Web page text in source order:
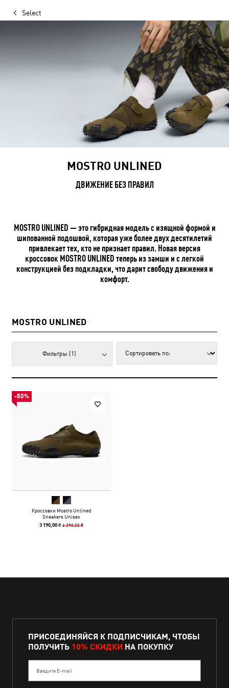
Select
MOSTRO UNLINED
ДВИЖЕНИЕ БЕЗ ПРАВИЛ
MOSTRO UNLINED — это гибридная модель с изящной формой и
шипованной подошвой, которая уже более двух десятилетий
привлекает тех, кто не признает правил. Новая версия
кроссовок MOSTRO UNLINED теперь из замши и с легкой
конструкцией без подкладки, что дарит свободу движения и
комфорт.
MOSTRO UNLINED 1
Фильтры (1)
-50%
Кроссовки Mostro Unlined
Sneakers Unisex
3 190,00 ₴6 390,00 ₴
ПРИСОЕДИНЯЙСЯ К ПОДПИСЧИКАМ, ЧТОБЫ
ПОЛУЧИТЬ 10% СКИДКИ НА ПОКУПКУ
Введите E-mail